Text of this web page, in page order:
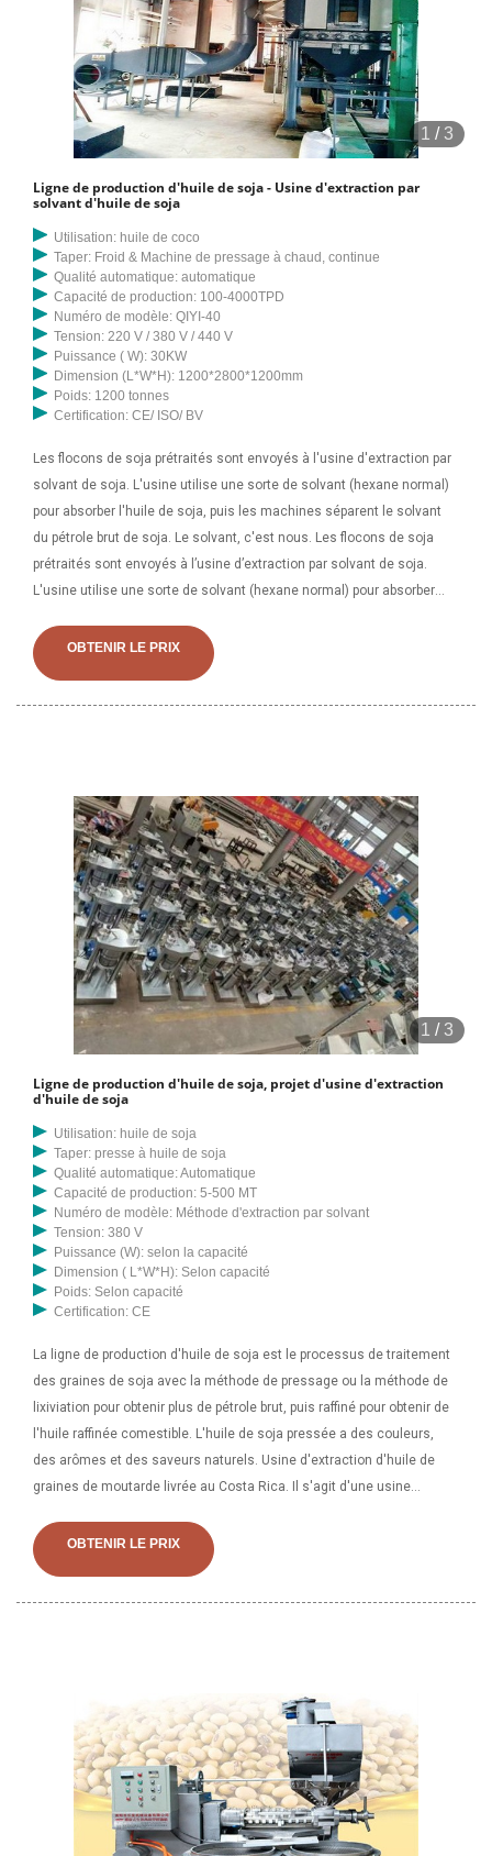
1 /3
Ligne de production d'huile de soja - Usine d'extraction par
solvant d'huile de soja
Utilisation: huile de coco
Taper: Froid & Machine de pressage à chaud, continue
Qualité automatique: automatique
Capacité de production: 100-4000TPD
Numéro de modèle: QIYI-40
Tension: 220 V / 380 V / 440 V
Puissance ( W): 30KW
Dimension (L*W*H): 1200*2800*1200mm
Poids: 1200 tonnes
Certification: CE/ ISO/ BV
Les flocons de soja prétraités sont envoyés à l'usine d'extraction par
solvant de soja. L'usine utilise une sorte de solvant (hexane normal)
pour absorber l'huile de soja, puis les machines séparent le solvant
du pétrole brut de soja. Le solvant, c'est nous. Les flocons de soja
prétraités sont envoyés à l’usine d’extraction par solvant de soja.
L'usine utilise une sorte de solvant (hexane normal) pour absorber
de soja. Le solvant, c'est nous
OBTENIR LE PRIX
1 /3
Ligne de production d'huile de soja, projet d'usine d'extraction
d'huile de soja
Utilisation: huile de soja
Taper: presse à huile de soja
Qualité automatique: Automatique
Capacité de production: 5-500 MT
Numéro de modèle: Méthode d'extraction par solvant
Tension: 380 V
Puissance (W): selon la capacité
Dimension ( L*W*H): Selon capacité
Poids: Selon capacité
Certification: CE
La ligne de production d'huile de soja est le processus de traitement
des graines de soja avec la méthode de pressage ou la méthode de
lixiviation pour obtenir plus de pétrole brut, puis raffiné pour obtenir de
l'huile raffinée comestible. L'huile de soja pressée a des couleurs,
des arômes et des saveurs naturels. Usine d'extraction d'huile de
graines de moutarde livrée au Costa Rica. Il s'agit d'une usine
et fabriquée pour l'un de nos clients au Costa Rica. L'usine
d'extraction d'huile de moutarde comprend un torréfacteur de graines
OBTENIR LE PRIX